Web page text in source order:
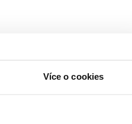
Více o cookies